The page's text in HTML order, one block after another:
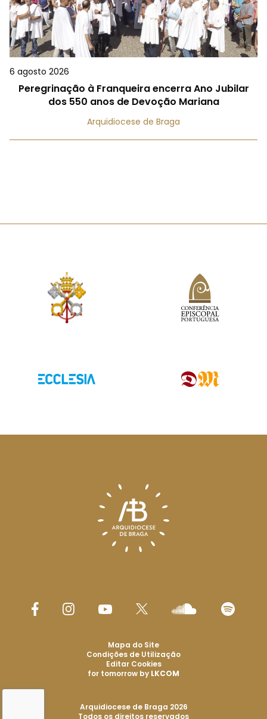
6 agosto 2026
Peregrinação à Franqueira encerra Ano Jubilar
dos 550 anos de Devoção Mariana
Arquidiocese de Braga
Arquidiocese de Braga 2026
Todos os direitos reservados
Mapa do Site
Condições de Utilização
Editar Cookies
for tomorrow by LKCOM